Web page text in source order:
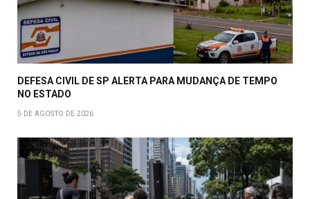
DEFESA CIVIL DE SP ALERTA PARA MUDANÇA DE TEMPO
NO ESTADO
5 DE AGOSTO DE 2026